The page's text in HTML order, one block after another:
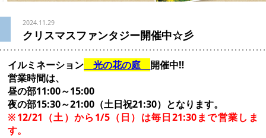
2024.11.29
クリスマスファンタジー開催中☆彡
イルミネーション 光の花の庭 開催中‼
営業時間は、
昼の部11:00～15:00
夜の部15:30～21:00（土日祝21:30）となります。
※12/21（土）から1/5（日）は毎日21:30まで営業しま
す。